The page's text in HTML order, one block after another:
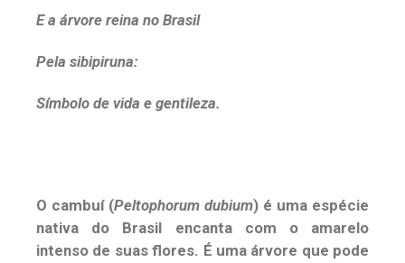
E a árvore reina no Brasil
Pela sibipiruna:
Símbolo de vida e gentileza.
O cambuí (Peltophorum dubium) é uma espécie
nativa do Brasil encanta com o amarelo
intenso de suas flores. É uma árvore que pode